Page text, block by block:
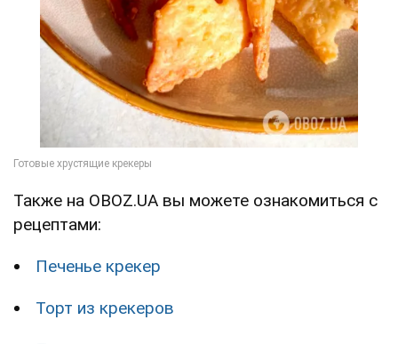
Также на OBOZ.UA вы можете ознакомиться с
рецептами:
Печенье крекер
Торт из крекеров